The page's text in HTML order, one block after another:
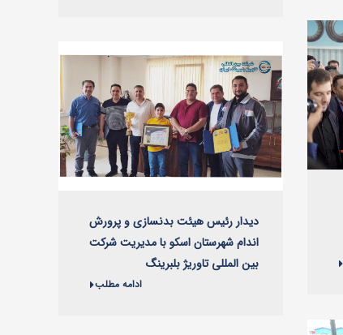
دیدار رئیس هیئت بدنسازی و پرورش
اندام شهرستان اسکو با مدیریت شرکت
بین المللی تاوریژ بلبرینگ
ادامه مطلب